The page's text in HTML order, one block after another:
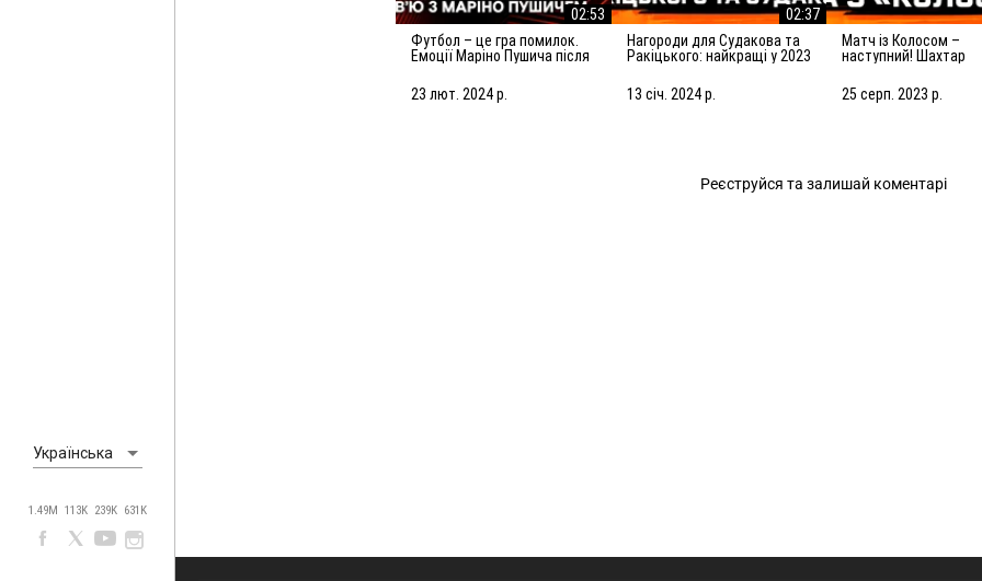
Українська
1.49M 113K 239K 631K
02:53
Футбол – це гра помилок.
Емоції Маріно Пушича після
23 лют. 2024 р.
02:37
Нагороди для Судакова та
Ракіцького: найкращі у 2023
13 січ. 2024 р.
Матч із Колосом –
наступний! Шахтар
25 серп. 2023 р.